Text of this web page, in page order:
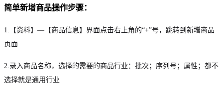
简单新增商品操作步骤：
1.【资料】—【商品信息】界面点击右上角的“+”号，跳转到新增商品
页面
2.录入商品名称，选择的需要的商品行业：批次；序列号；属性；都不
选择就是通用行业